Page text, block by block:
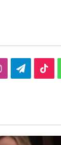
Instagram